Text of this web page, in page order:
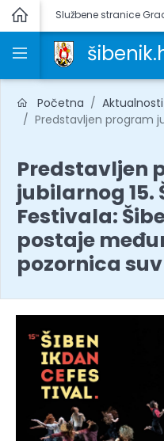
Službene stranice
Početna Aktualnosti
Predstavljen program
Predstavljen
jubilarnog 15.
Festivala:
postaje
pozornica